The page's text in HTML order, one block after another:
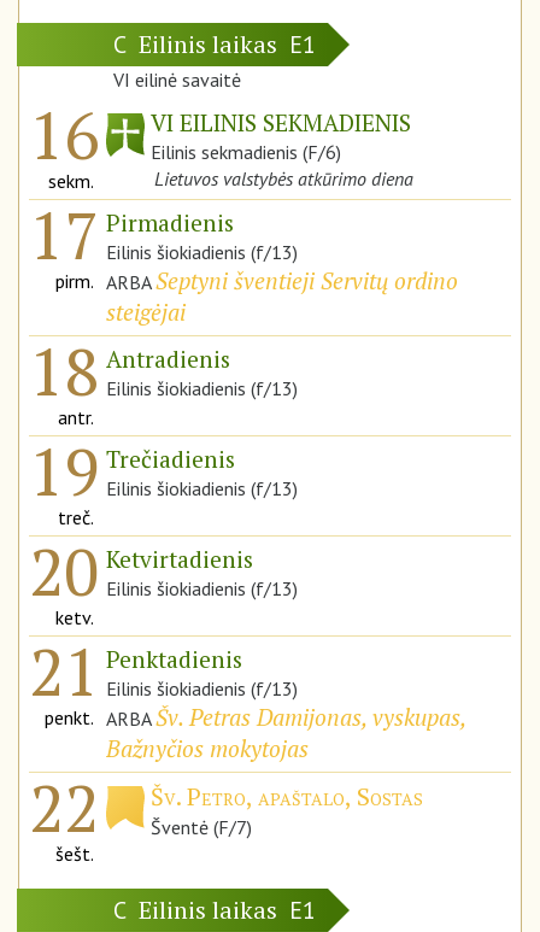
C Eilinis laikas E1
VI eilinė savaitė
16
sekm.
VI EILINIS SEKMADIENIS
Eilinis sekmadienis (F/6)
Lietuvos valstybės atkūrimo diena
17
pirm.
Pirmadienis
Eilinis šiokiadienis (f/13)
ARBASeptyni šventieji Servitų ordino
steigėjai
18
antr.
Antradienis
Eilinis šiokiadienis (f/13)
19
treč.
Trečiadienis
Eilinis šiokiadienis (f/13)
20
ketv.
Ketvirtadienis
Eilinis šiokiadienis (f/13)
21
penkt.
Penktadienis
Eilinis šiokiadienis (f/13)
ARBAŠv. Petras Damijonas, vyskupas,
Bažnyčios mokytojas
22
šešt.
Šv. Petro, apaštalo, Sostas
Šventė (F/7)
C Eilinis laikas E1